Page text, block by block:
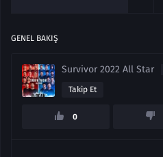
GENEL BAKIŞ
Survivor 2022 All Star
Takip Et
0